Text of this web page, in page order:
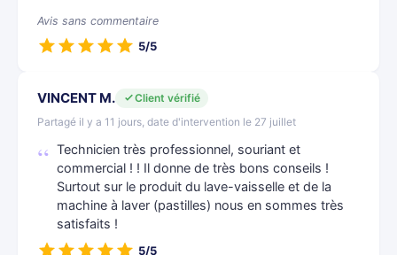
Avis sans commentaire
5/5
VINCENT M.
Client vérifié
Partagé il y a 11 jours, date d'intervention le 27 juillet
Technicien très professionnel, souriant et
commercial ! ! Il donne de très bons conseils !
Surtout sur le produit du lave-vaisselle et de la
machine à laver (pastilles) nous en sommes très
satisfaits !
5/5